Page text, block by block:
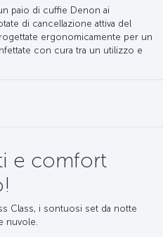
paio di cuffie Denon ai
di cancellazione attiva del
ergonomicamente per un
con cura tra un utilizzo e
e comfort
Class, i sontuosi set da notte
nuvole.